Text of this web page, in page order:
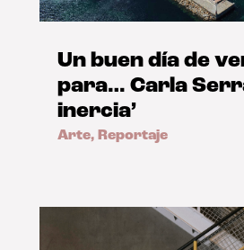
Un buen día de
para… Carla
inercia’
Arte, Reportaje